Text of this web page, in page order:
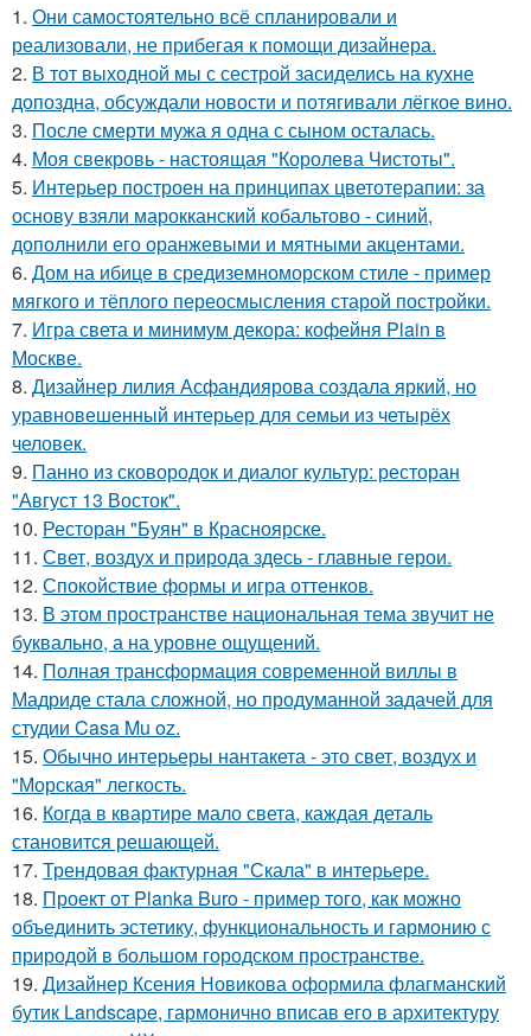
1. Они самостоятельно всё спланировали и
реализовали, не прибегая к помощи дизайнера.
2. В тот выходной мы с сестрой засиделись на кухне
допоздна, обсуждали новости и потягивали лёгкое вино.
3. После смерти мужа я одна с сыном осталась.
4. Моя свекровь - настоящая "Королева Чистоты".
5. Интерьер построен на принципах цветотерапии: за
основу взяли марокканский кобальтово - синий,
дополнили его оранжевыми и мятными акцентами.
6. Дом на ибице в средиземноморском стиле - пример
мягкого и тёплого переосмысления старой постройки.
7. Игра света и минимум декора: кофейня Plain в
Москве.
8. Дизайнер лилия Асфандиярова создала яркий, но
уравновешенный интерьер для семьи из четырёх
человек.
9. Панно из сковородок и диалог культур: ресторан
"Август 13 Восток".
10. Ресторан "Буян" в Красноярске.
11. Свет, воздух и природа здесь - главные герои.
12. Спокойствие формы и игра оттенков.
13. В этом пространстве национальная тема звучит не
буквально, а на уровне ощущений.
14. Полная трансформация современной виллы в
Мадриде стала сложной, но продуманной задачей для
студии Casa Mu oz.
15. Обычно интерьеры нантакета - это свет, воздух и
"Морская" легкость.
16. Когда в квартире мало света, каждая деталь
становится решающей.
17. Трендовая фактурная "Скала" в интерьере.
18. Проект от Planka Buro - пример того, как можно
объединить эстетику, функциональность и гармонию с
природой в большом городском пространстве.
19. Дизайнер Ксения Новикова оформила флагманский
бутик Landscape, гармонично вписав его в архитектуру